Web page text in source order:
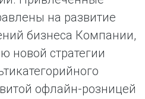
на развитие
бизнеса Компании,
новой стратегии
офлайн-розницей